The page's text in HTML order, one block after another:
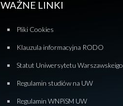
WAŻNE LINKI
Pliki Cookies
Klauzula informacyjna RODO
Statut Uniwersytetu Warszawskeigo
Regulamin studiów na UW
Regulamin WNPiSM UW